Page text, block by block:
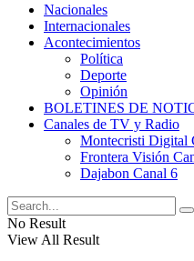
Nacionales
Internacionales
Acontecimientos
Política
Deporte
Opinión
BOLETINES DE
Canales de TV y Radio
Montecristi Digital
Frontera Visión
Dajabon Canal 6
No Result
View All Result